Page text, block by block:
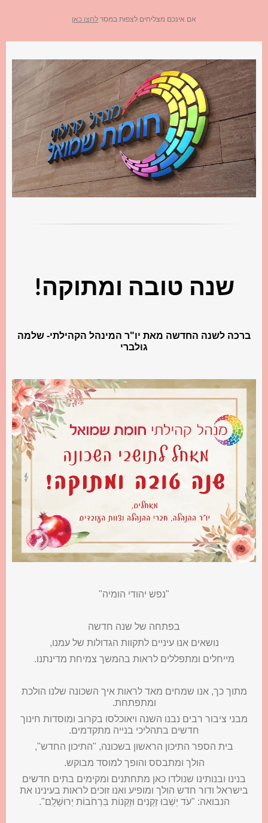
אם אינכם מצליחים לצפות במסר לחצו כאן
שנה טובה ומתוקה!
ברכה לשנה החדשה מאת יו"ר המינהל הקהילתי- שלמה
גולברי
"נפש יהודי הומיה"
בפתחה של שנה חדשה
נושאים אנו עיניים לתקוות הגדולות של עמנו,
מייחלים ומתפללים לראות בהמשך צמיחת מדינתנו.
מתוך כך, אנו שמחים מאד לראות איך השכונה שלנו הולכת
ומתפתחת.
מבני ציבור רבים נבנו השנה ויאוכלסו בקרוב ומוסדות חינוך
חדשים בתהליכי בנייה מתקדמים.
בית הספר התיכון הראשון בשכונה, "התיכון החדש",
הולך ומתבסס והופך למוסד מבוקש.
בנינו ובנותינו שנולדו כאן מתחתנים ומקימים בתים חדשים
בישראל ודור חדש הולך ומופיע ואנו זוכים לראות בעינינו את
הנבואה: "עֹד יֵשְׁבוּ זְקֵנִים וּזְקֵנוֹת בִּרְחֹבוֹת יְרוּשָׁלָ‍ִם".